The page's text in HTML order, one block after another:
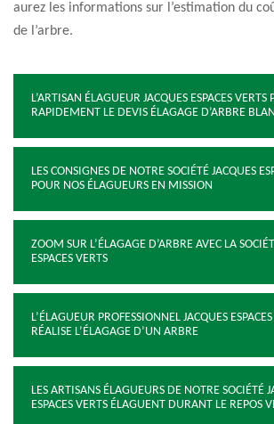
aurez les informations sur l’estimation du
de l’arbre.
L’ARTISAN ÉLAGUEUR JACQUES ESPACES VERTS
RAPIDEMENT LE DEVIS ÉLAGAGE D’ARBRE
LES CONSIGNES DE NOTRE SOCIÉTÉ JACQUES
POUR NOS ÉLAGUEURS EN MISSION
ZOOM SUR L’ÉLAGAGE D’ARBRE AVEC LA
ESPACES VERTS
L’ÉLAGUEUR PROFESSIONNEL JACQUES
RÉALISE L’ÉLAGAGE D’UN ARBRE
LES ARTISANS ÉLAGUEURS DE NOTRE SOCIÉTÉ
ESPACES VERTS ÉLAGUENT DURANT LE REPOS